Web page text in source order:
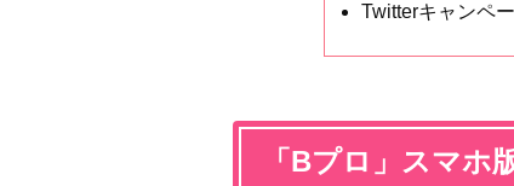
Twitterキャンペ
「Bプロ」スマホ